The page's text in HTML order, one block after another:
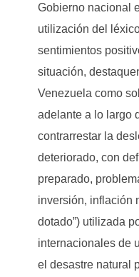
Gobierno nacional
utilización del
sentimientos
situación,
Venezuela como
adelante a lo largo
contrarrestar la
deteriorado, con
preparado,
inversión, inflación
dotado”) utilizada
internacionales de
el desastre natural